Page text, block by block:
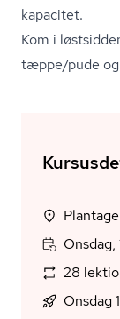
kapacitet.
Kom i
tæppe/pude og
Onsdag,
28
Onsdag